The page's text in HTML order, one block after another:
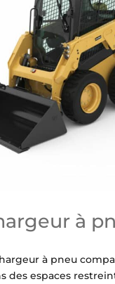
à
à pneu
des espaces